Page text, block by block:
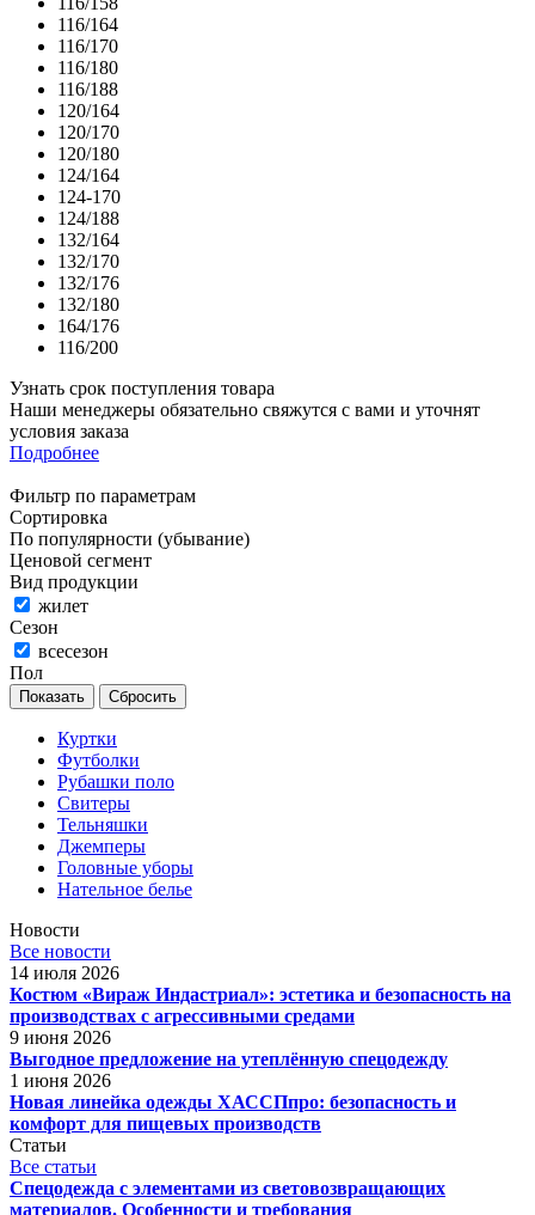
116/164
116/170
116/180
116/188
120/164
120/170
120/180
124/164
124-170
124/188
132/164
132/170
132/176
132/180
164/176
116/200
Узнать срок поступления товара
Наши менеджеры обязательно свяжутся с вами и уточнят
условия заказа
Подробнее
Фильтр по параметрам
Сортировка
По популярности (убывание)
Ценовой сегмент
Вид продукции
жилет
Сезон
всесезон
Пол
Сбросить
Куртки
Футболки
Рубашки поло
Свитеры
Тельняшки
Джемперы
Головные уборы
Нательное белье
Новости
Все новости
14 июля 2026
Костюм «Вираж Индастриал»: эстетика и безопасность на
производствах с агрессивными средами
9 июня 2026
Выгодное предложение на утеплённую спецодежду
1 июня 2026
Новая линейка одежды ХАССПпро: безопасность и
комфорт для пищевых производств
Статьи
Все статьи
Спецодежда с элементами из световозвращающих
материалов. Особенности и требования